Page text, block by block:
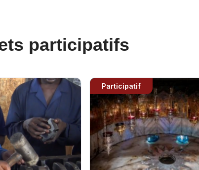
participatifs
Participatif